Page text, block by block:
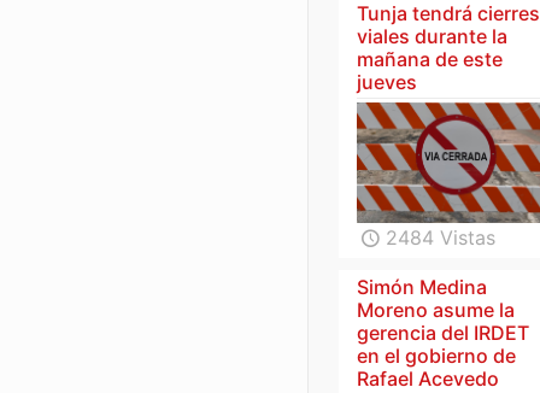
Tunja tendrá cierres
viales durante la
mañana de este
jueves
2484 Vistas
Simón Medina
Moreno asume la
gerencia del IRDET
en el gobierno de
Rafael Acevedo